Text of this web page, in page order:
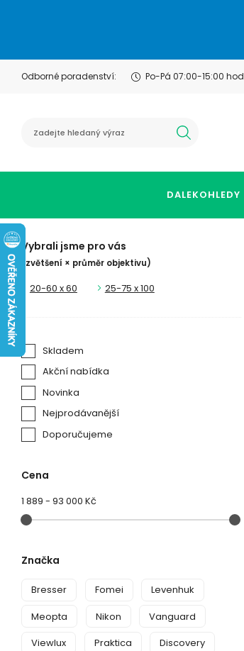
Odborné poradenství: Po-Pá 07:00-15:00 hod
DALEKOHLEDY
Vybrali jsme pro vás
(zvětšení × průměr objektivu)
20-60 x 60 25-75 x 100
Skladem
Akční nabídka
Novinka
Nejprodávanější
Doporučujeme
Cena
1 889 - 93 000 Kč
Značka
Bresser Fomei
Levenhuk
Meopta
Nikon
Vanguard
Viewlux
Praktica
Discovery